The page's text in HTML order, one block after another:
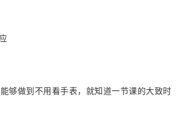
够做到不用看手表，就知道一节课的大致时